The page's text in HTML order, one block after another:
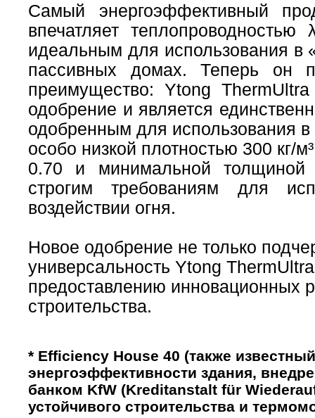
Самый энергоэффективный
впечатляет
идеальным для использования
пассивных домах. Теперь он
преимущество: Ytong
одобрение и является
одобренным для использования
особо низкой плотностью 300 кг/
0.70 и минимальной толщиной
строгим требованиям для
воздействии огня.
Новое одобрение не только
универсальность Ytong
предоставлению инновационных
строительства.
* Efficiency House 40 (также
энергоэффективности здания,
банком KfW (Kreditanstalt für
устойчивого строительства и